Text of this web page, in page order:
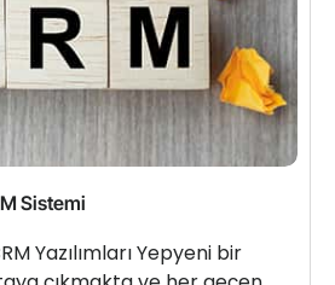
Sistemi
Yazılımları Yepyeni bir